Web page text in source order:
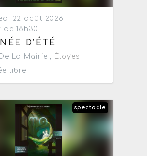
22 août 2026
18h30
D’ÉTÉ
La Mairie , Éloyes
libre
spectacle